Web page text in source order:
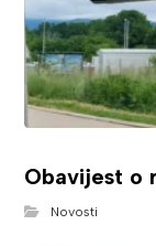
Obavijest o
Novosti